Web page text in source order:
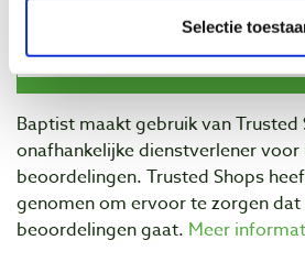
Selectie
Baptist maakt gebruik van Trusted
onafhankelijke dienstverlener
beoordelingen. Trusted Shops
genomen om ervoor te zorgen
beoordelingen gaat. Meer